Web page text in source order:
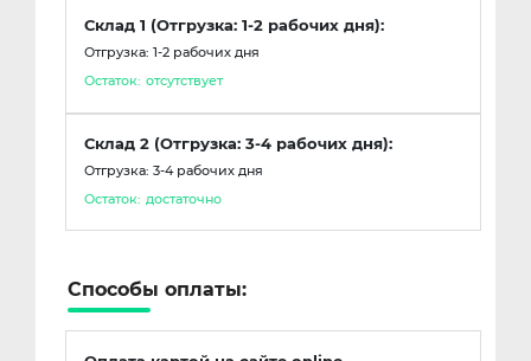
Склад 1 (Отгрузка: 1-2 рабочих дня):
Отгрузка: 1-2 рабочих дня
Остаток: отсутствует
Склад 2 (Отгрузка: 3-4 рабочих дня):
Отгрузка: 3-4 рабочих дня
Остаток: достаточно
Способы оплаты: